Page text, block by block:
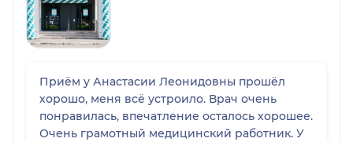
Приём у Анастасии Леонидовны прошёл
хорошо, меня всё устроило. Врач очень
понравилась, впечатление осталось хорошее.
Очень грамотный медицинский работник. У